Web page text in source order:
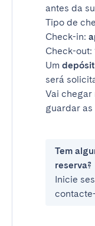
antes da
Tipo de
Check-in:
Check-out:
Um
será
Vai chegar
guardar as
Tem
reserva?
Inicie